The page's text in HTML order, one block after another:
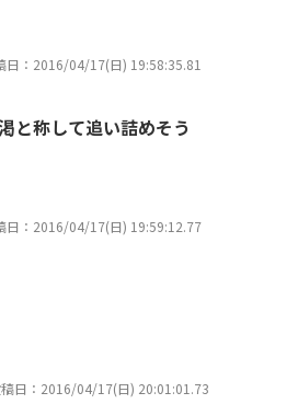
日：2016/04/17(日) 19:58:35.81
と称して追い詰めそう
日：2016/04/17(日) 19:59:12.77
日：2016/04/17(日) 20:01:01.73